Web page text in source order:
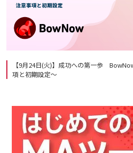
【9月24日(火)】成功への第一歩
項と初期設定～